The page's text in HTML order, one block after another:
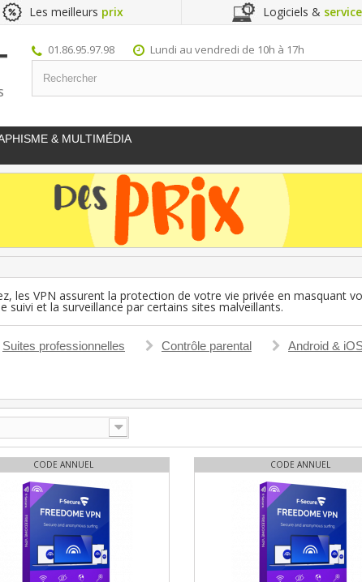
Les meilleurs prix Logiciels &
01.86.95.97.98 Lundi au vendredi de 10h à 17h
& MULTIMÉDIA
les VPN assurent la protection de votre vie privée en masquant
et la surveillance par certains sites malveillants.
Suites professionnelles Contrôle parental Android &
CODE ANNUEL CODE ANNUEL